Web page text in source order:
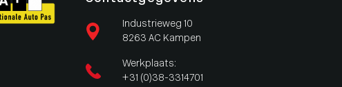
Industrieweg 10
8263 AC Kampen
Werkplaats:
+31 (0)38-3314701